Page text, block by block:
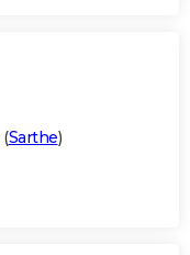
(Sarthe)